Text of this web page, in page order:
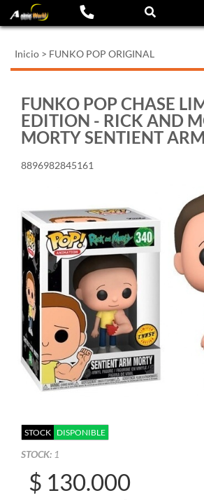
Inicio > FUNKO POP ORIGINAL
FUNKO POP CHASE
EDITION - RICK AND
MORTY SENTIENT
8896982845161
STOCK DISPONIBLE
STOCK: 1
$ 130.000